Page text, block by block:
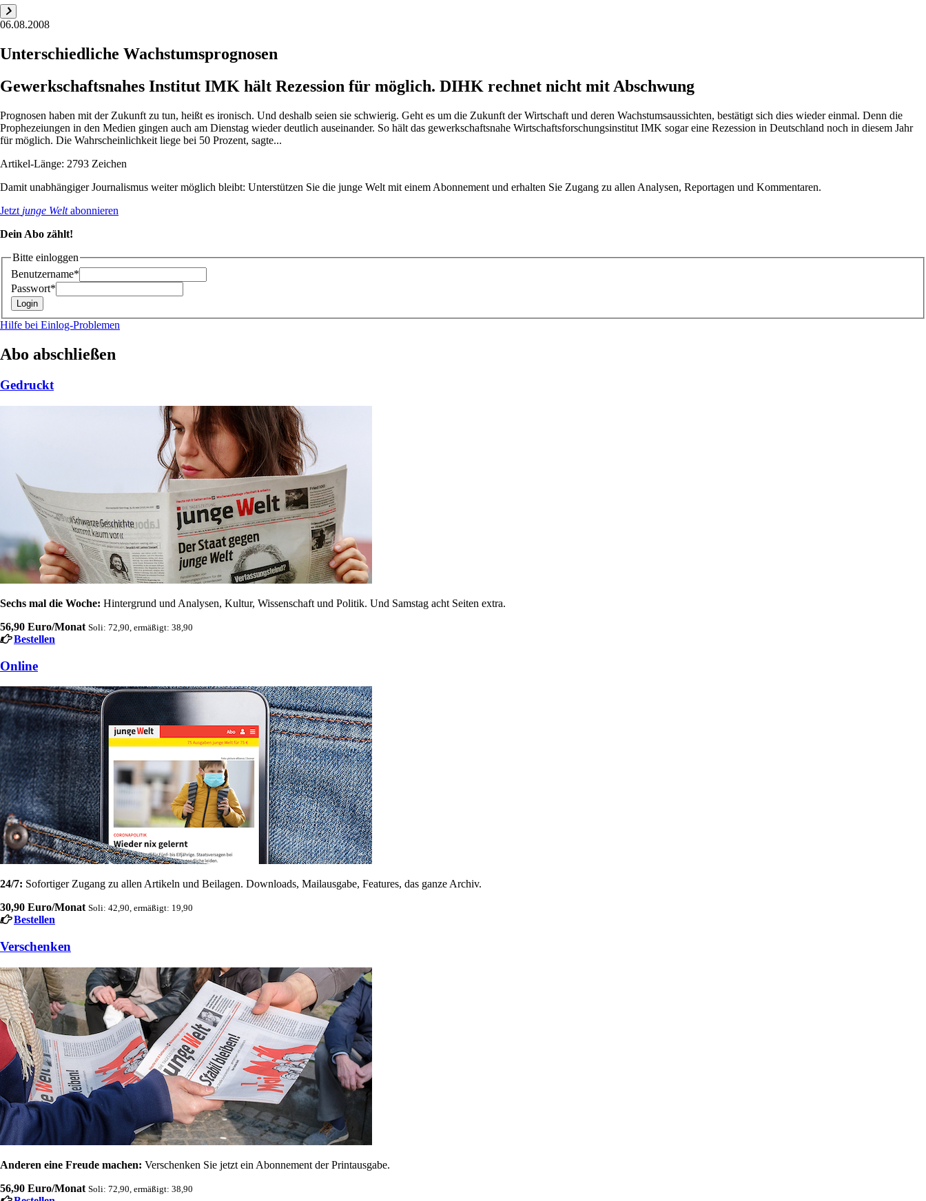
06.08.2008
Unterschiedliche Wachstumsprognosen
Gewerkschaftsnahes Institut IMK hält Rezession für möglich. DIHK rechnet nicht mit Abschwung
Prognosen haben mit der Zukunft zu tun, heißt es ironisch. Und deshalb seien sie schwierig. Geht es um die Zukunft der Wirtschaft und deren Wachstumsaussichten, bestätigt sich dies wieder einmal. Denn die
Prophezeiungen in den Medien gingen auch am Dienstag wieder deutlich auseinander. So hält das gewerkschaftsnahe Wirtschaftsforschungsinstitut IMK sogar eine Rezession in Deutschland noch in diesem Jahr
für möglich. Die Wahrscheinlichkeit liege bei 50 Prozent, sagte...
Artikel-Länge: 2793 Zeichen
Damit unabhängiger Journalismus weiter möglich bleibt: Unterstützen Sie die junge Welt mit einem Abonnement und erhalten Sie Zugang zu allen Analysen, Reportagen und Kommentaren.
Jetzt junge Weltabonnieren
Dein Abo zählt!
Bitte einloggen
Benutzername*
Passwort*
Hilfe bei Einlog-Problemen
Abo abschließen
Gedruckt
Sechs mal die Woche: Hintergrund und Analysen, Kultur, Wissenschaft und Politik. Und Samstag acht Seiten extra.
56,90 Euro/Monat Soli: 72,90, ermäßigt: 38,90
Bestellen
Online
24/7: Sofortiger Zugang zu allen Artikeln und Beilagen. Downloads, Mailausgabe, Features, das ganze Archiv.
30,90 Euro/Monat Soli: 42,90, ermäßigt: 19,90
Bestellen
Verschenken
Anderen eine Freude machen: Verschenken Sie jetzt ein Abonnement der Printausgabe.
56,90 Euro/Monat Soli: 72,90, ermäßigt: 38,90